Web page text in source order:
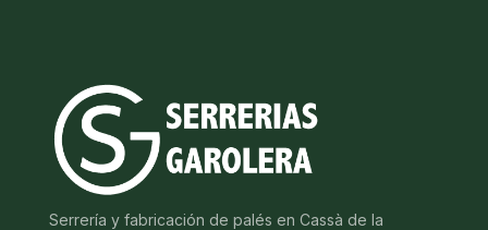
Serrería y fabricación de palés en Cassà de la